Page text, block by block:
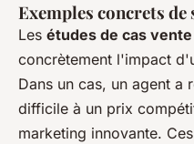
Exemples concrets de
Les études de cas
concrètement l'impact
Dans un cas, un agent a
difficile à un prix
marketing innovante.